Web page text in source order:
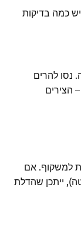
כמה בדיקות
נסו להרים
הצירים
למשקוף. אם
ייתכן שהדלת